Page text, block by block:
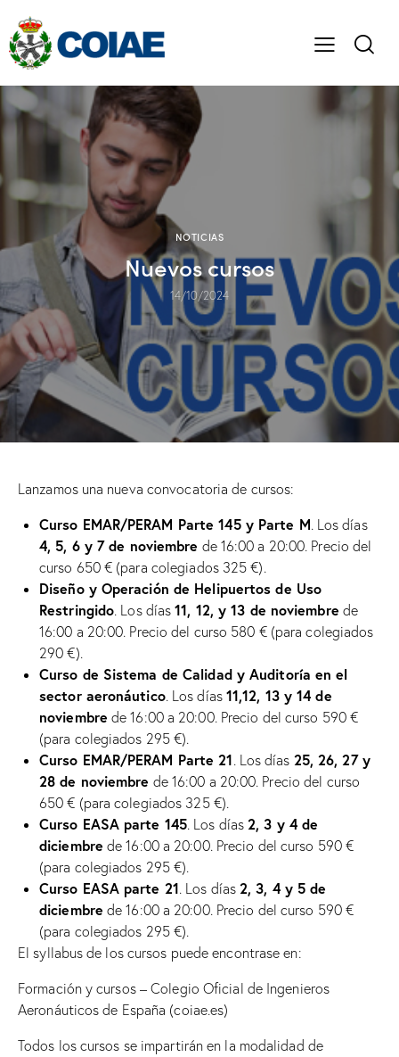
NOTICIAS
Nuevos cursos
14/10/2024
Lanzamos una nueva convocatoria de cursos:
Curso EMAR/PERAM Parte 145 y Parte M. Los días
4, 5, 6 y 7 de noviembre de 16:00 a 20:00. Precio del
curso 650 € (para colegiados 325 €).
Diseño y Operación de Helipuertos de Uso
Restringido. Los días11, 12, y 13 de noviembre de
16:00 a 20:00. Precio del curso 580 € (para colegiados
290 €).
Curso de Sistema de Calidad y Auditoría en el
sector aeronáutico. Los días 11,12, 13 y 14 de
noviembre de 16:00 a 20:00. Precio del curso 590 €
(para colegiados 295 €).
Curso EMAR/PERAM Parte 21. Los días 25, 26, 27 y
28 de noviembre de 16:00 a 20:00. Precio del curso
650 € (para colegiados 325 €).
Curso EASA parte 145. Los días2, 3 y 4 de
diciembre de 16:00 a 20:00. Precio del curso 590 €
(para colegiados 295 €).
Curso EASA parte 21. Los días2, 3, 4 y 5 de
diciembre de 16:00 a 20:00. Precio del curso 590 €
(para colegiados 295 €).
El syllabus de los cursos puede encontrase en:
Formación y cursos – Colegio Oficial de Ingenieros
Aeronáuticos de España (coiae.es)
Todos los cursos se impartirán en la modalidad de